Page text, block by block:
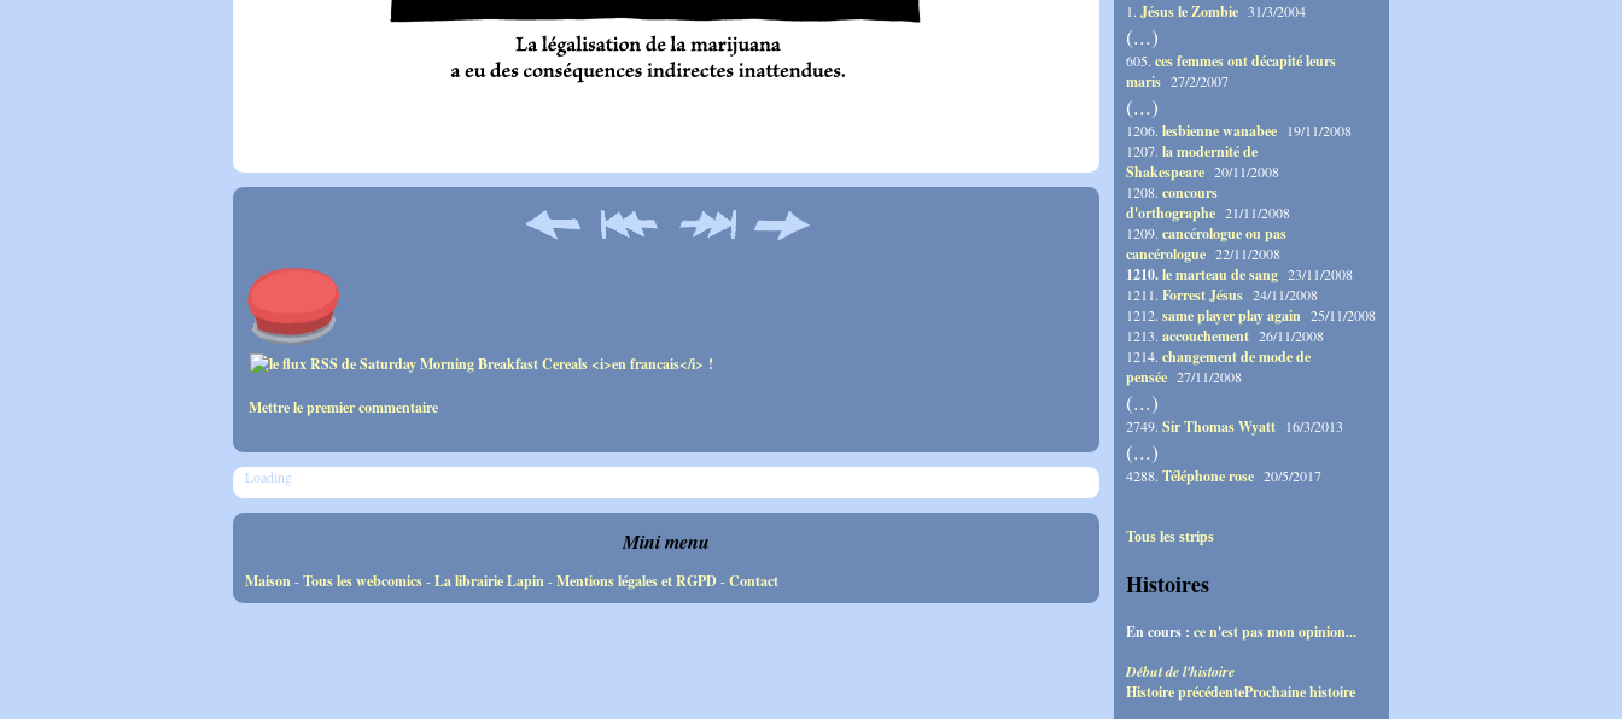
Mettre le premier commentaire
Loading
Mini menu
Maison-Tous les webcomics-La librairie Lapin-Mentions légales et RGPD-Contact
1. Jésus le Zombie 31/3/2004
(...)
605. ces femmes ont décapité leurs
maris 27/2/2007
(...)
1206. lesbienne wanabee 19/11/2008
1207. la modernité de
Shakespeare 20/11/2008
1208. concours
d'orthographe 21/11/2008
1209. cancérologue ou pas
cancérologue 22/11/2008
1210.le marteau de sang 23/11/2008
1211. Forrest Jésus 24/11/2008
1212. same player play again 25/11/2008
1213. accouchement 26/11/2008
1214. changement de mode de
pensée 27/11/2008
(...)
2749. Sir Thomas Wyatt 16/3/2013
(...)
4288. Téléphone rose 20/5/2017
Tous les strips
Histoires
En cours : ce n'est pas mon opinion...
Début de l'histoire
Histoire précédenteProchaine histoire